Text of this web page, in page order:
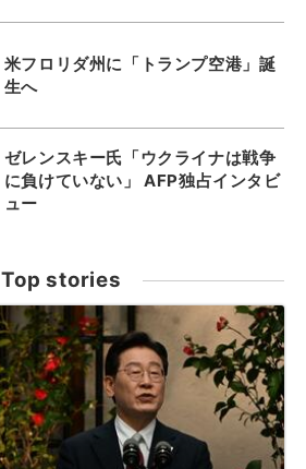
米フロリダ州に「トランプ空港」誕
生へ
ゼレンスキー氏「ウクライナは戦争
に負けていない」 AFP独占インタビ
ュー
Top stories